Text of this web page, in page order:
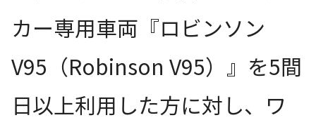
カー専用車両『ロビンソン
V95（Robinson V95）』を5間
日以上利用した方に対し、ワ